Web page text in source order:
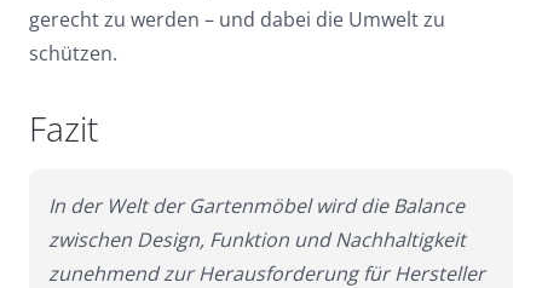
gerecht zu werden – und dabei die Umwelt zu
schützen.
Fazit
In der Welt der Gartenmöbel wird die Balance
zwischen Design, Funktion und Nachhaltigkeit
zunehmend zur Herausforderung für Hersteller